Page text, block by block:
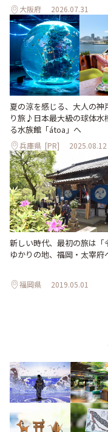
大阪府 2026.07.31
夏の涼を感じる、大人の神
り旅♪日本最大級の球体水
る水族館「átoa」へ
兵庫県 [PR] 2025.08.12
新しい時代、最初の旅は「
ゆかりの地、福岡・太宰府
福岡県 2019.05.01